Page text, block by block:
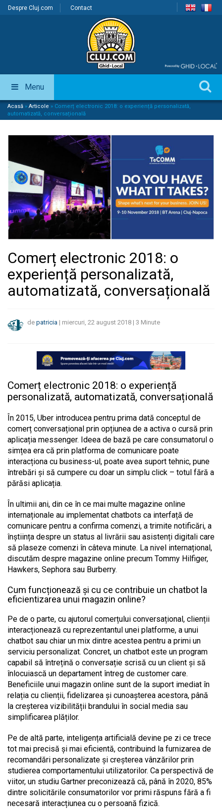
Despre Cluj.com Contact
Menu
Acasă » Articole » Comerț electronic 2018: o experiență personalizată,
automatizată, conversațională
Comerț electronic 2018: o
experiență personalizată,
automatizată, conversațională
de patricia | miercuri, 22 august 2018 | 3 Minute
Comerț electronic 2018: o experiență
personalizată, automatizată, conversațională
În 2015, Uber introducea pentru prima dată conceptul de
comerț conversațional prin opțiunea de a activa o cursă prin
aplicația messenger. Ideea de bază pe care consumatorul o
simțea era că prin platforma de comunicare poate
interacționa cu business-ul, poate avea suport tehnic, pune
întrebări și să cumpere cu doar un simplu click – totul fără a
părăsi aplicația.
În ultimii ani, din ce în ce mai multe magazine online
internaționale au implementat chatbots ca interfață de
comunicare pentru a confirma comenzi, a trimite notificări, a
înștiința despre un status al livrării sau asistenți digitali care
să plaseze comenzi în câteva minute. La nivel internațional,
discutăm despre magazine online precum Tommy Hilfiger,
Hawkers, Sephora sau Burberry.
Cum funcționează și cu ce contribuie un chatbot la
eficientizarea unui magazin online?
Pe de o parte, cu ajutorul comerțului conversațional, clienții
interacționează cu reprezentantul unei platforme, a unui
chatbot sau chiar un mix dintre acestea pentru a primi un
serviciu personalizat. Concret, un chatbot este un program
capabil să întrețină o conversație scrisă cu un client și să
înlocuiască un departament întreg de customer care.
Beneficiile unui magazin online sunt de la suport imediat în
relația cu clienții, fidelizarea și cunoașterea acestora, până
la creșterea vizibilității brandului în social media sau
simplificarea plăților.
Pe de altă parte, inteligența artificială devine pe zi ce trece
tot mai precisă și mai eficientă, contribuind la furnizarea de
recomandări personalizate și creșterea vânzărilor prin
studierea comportamentului utilizatorilor. Ca perspectivă de
viitor, un studiu Gartner preconizează că, până în 2020, 85%
dintre solicitările consumatorilor vor primi răspuns fără a fi
necesară interacțiunea cu o persoană fizică.